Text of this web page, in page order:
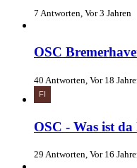
7 Antworten, Vor 3 Jahren
OSC
40 Antworten, Vor 18
OSC - Was ist da
29 Antworten, Vor 16